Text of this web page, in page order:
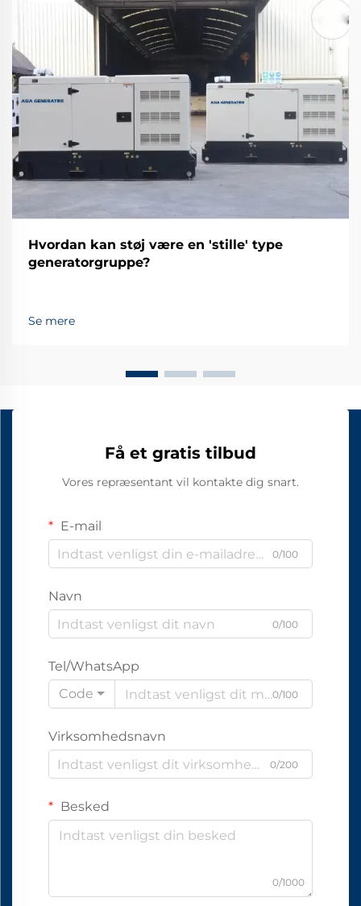
Hvordan kan støj være en 'stille' type
generatorgruppe?
Se mere
Få et gratis tilbud
Vores repræsentant vil kontakte dig snart.
E-mail
0/100
Navn
0/100
Tel/WhatsApp
Code
0/100
Virksomhedsnavn
0/200
Besked
0/1000